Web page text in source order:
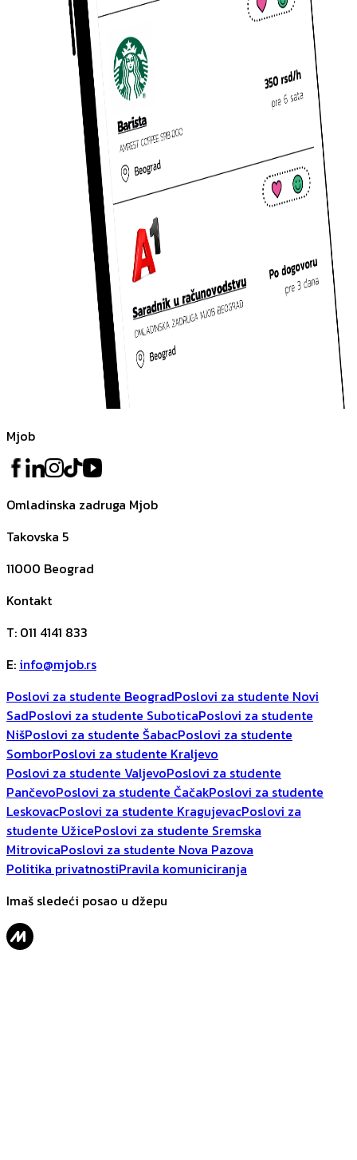
Mjob
Omladinska zadruga Mjob
Takovska 5
11000 Beograd
Kontakt
T: 011 4141 833
E: info@mjob.rs
Poslovi za studente BeogradPoslovi za studente Novi
SadPoslovi za studente SuboticaPoslovi za studente
NišPoslovi za studente ŠabacPoslovi za studente
SomborPoslovi za studente Kraljevo
Poslovi za studente ValjevoPoslovi za studente
PančevoPoslovi za studente ČačakPoslovi za studente
LeskovacPoslovi za studente KragujevacPoslovi za
studente UžicePoslovi za studente Sremska
MitrovicaPoslovi za studente Nova Pazova
Politika privatnostiPravila komuniciranja
Imaš sledeći posao u džepu